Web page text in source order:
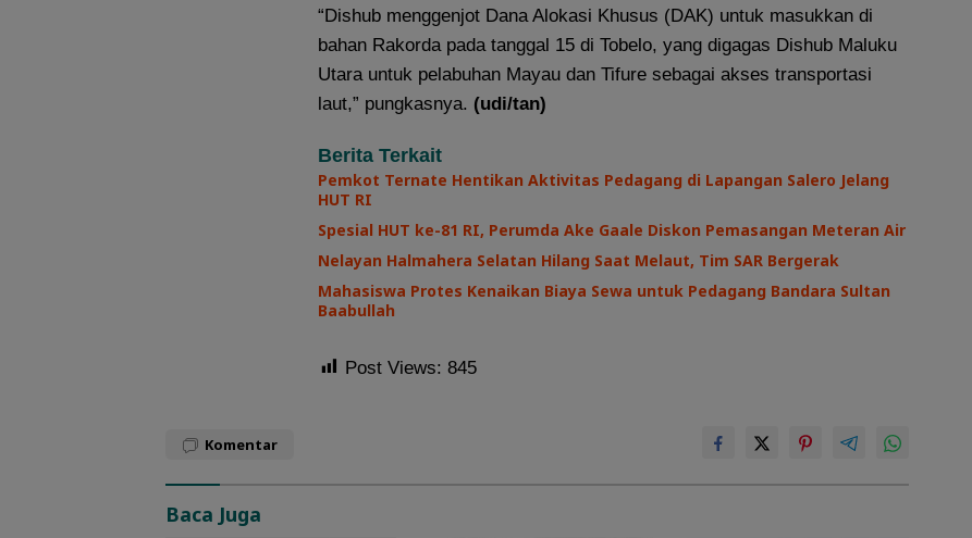
“Dishub menggenjot Dana Alokasi Khusus (DAK) untuk masukkan di
bahan Rakorda pada tanggal 15 di Tobelo, yang digagas Dishub Maluku
Utara untuk pelabuhan Mayau dan Tifure sebagai akses transportasi
laut,” pungkasnya. (udi/tan)
Berita Terkait
Pemkot Ternate Hentikan Aktivitas Pedagang di Lapangan Salero Jelang
HUT RI
Spesial HUT ke-81 RI, Perumda Ake Gaale Diskon Pemasangan Meteran Air
Nelayan Halmahera Selatan Hilang Saat Melaut, Tim SAR Bergerak
Mahasiswa Protes Kenaikan Biaya Sewa untuk Pedagang Bandara Sultan
Baabullah
Post Views: 845
Komentar
Baca Juga